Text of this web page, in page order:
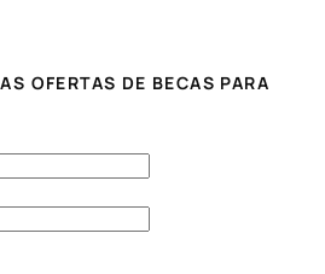
OFERTAS DE BECAS PARA